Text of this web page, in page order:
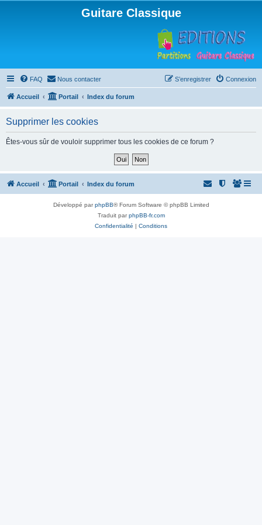
Guitare Classique
FAQ Nous contacter Connexion
S’enregistrer
Accueil Portail Index du forum
Supprimer les cookies
Êtes-vous sûr de vouloir supprimer tous les cookies de ce forum ?
Accueil Portail Index du forum
Développé parphpBB® Forum Software © phpBB Limited
Traduit parphpBB-fr.com
Confidentialité | Conditions